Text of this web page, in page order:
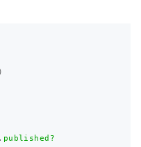
)
. published?